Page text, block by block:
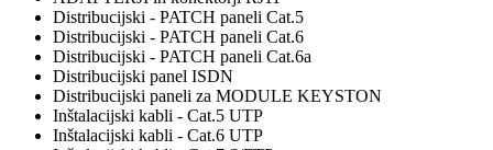
Distribucijski - PATCH paneli Cat.5
Distribucijski - PATCH paneli Cat.6
Distribucijski - PATCH paneli Cat.6a
Distribucijski panel ISDN
Distribucijski paneli za MODULE KEYSTON
Inštalacijski kabli - Cat.5 UTP
Inštalacijski kabli - Cat.6 UTP